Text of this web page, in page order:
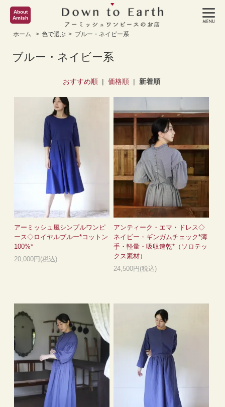
About
Amish
ホーム > 色で選ぶ > ブルー・ネイビー系
ブルー・ネイビー系
おすすめ順| 価格順| 新着順
アーミッシュ風シンプルワンピ
ース◇ロイヤルブルー*コットン
100%*
20,000円(税込)
アンティーク・エマ・ドレス◇
ネイビー・ギンガムチェック*薄
手・軽量・吸収速乾*（ソロテッ
クス素材）
24,500円(税込)